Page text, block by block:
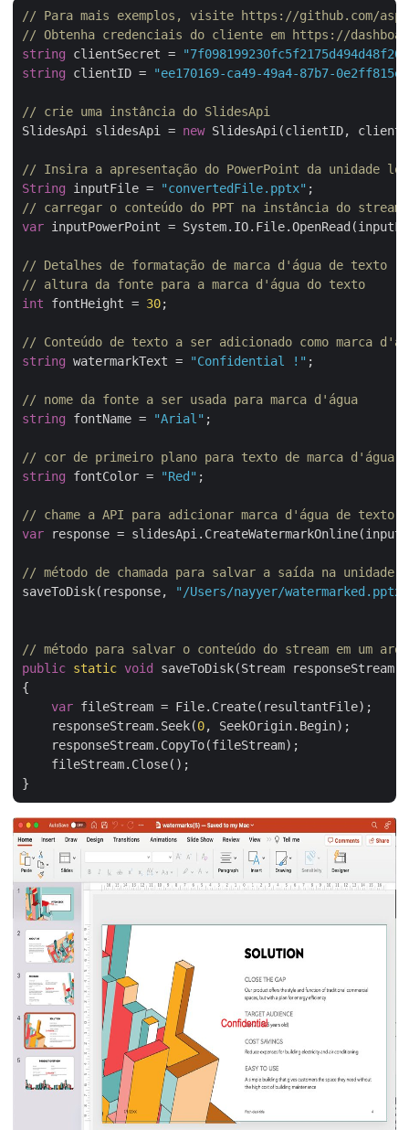
// Para mais exemplos, visite https://github.com/
// Obtenha credenciais do cliente em https://
string clientSecret =
string clientID = "ee170169-ca49-49a4-87b7-
// crie uma instância do SlidesApi
SlidesApi slidesApi = new SlidesApi(clientID,
// Insira a apresentação do PowerPoint da unidade
String inputFile = "convertedFile.pptx"
// carregar o conteúdo do PPT na instância do stream
var inputPowerPoint =
// Detalhes de formatação de marca d'água de texto
// altura da fonte para a marca d'água do texto
int fontHeight = 30;
// Conteúdo de texto a ser adicionado como marca
string watermarkText = "Confidential !" ;
// nome da fonte a ser usada para marca d'água
string fontName = "Arial" ;
// cor de primeiro plano para texto de marca d'água
string fontColor = "Red" ;
// chame a API para adicionar marca d'água de texto
var response =
// método de chamada para salvar a saída na unidade
saveToDisk(response,
"/Users/nayyer/watermarked.pptx"
// método para salvar o conteúdo do stream em um
public static void
saveToDisk(Stream responseStream,
{
var fileStream = File.Create(resultantFile);
    responseStream.Seek(
0, SeekOrigin.Begin);
    responseStream.CopyTo(fileStream);
    fileStream.Close();